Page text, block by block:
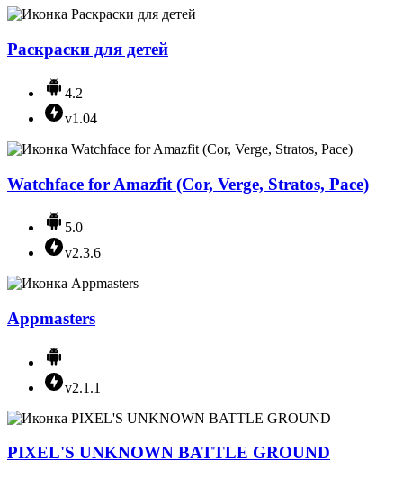
Раскраски для детей
4.2
v1.04
Watchface for Amazfit (Cor, Verge, Stratos, Pace)
5.0
v2.3.6
Appmasters
v2.1.1
PIXEL'S UNKNOWN BATTLE GROUND